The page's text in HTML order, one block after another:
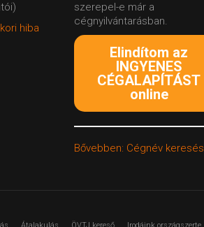
hiba
szerepel-e már a
cégnyilvántarásban.
Elindítom az
INGYENES
CÉGALAPÍTÁST
online
Bővebben: Cégnév keresés